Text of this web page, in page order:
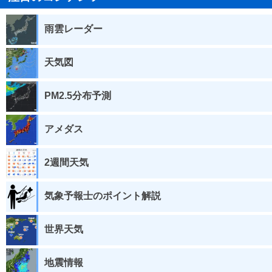
雨雲レーダー
天気図
PM2.5分布予測
アメダス
2週間天気
気象予報士のポイント解説
世界天気
地震情報